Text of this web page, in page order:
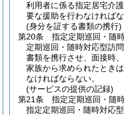
利用者に係る指定居宅介
要な援助を行わなければな
(身分を証する書類の携行)
第20条
指定定期巡回・随
定期巡回・随時対応型訪
書類を携行させ、面接時
家族から求められたとき
なければならない。
(サービスの提供の記録)
第21条
指定定期巡回・随
指定定期巡回・随時対応